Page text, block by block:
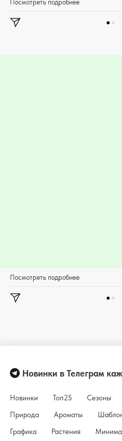
Посмотреть подробнее
Посмотреть подробнее
Новинки в Телеграм
Новинки Топ25 Сезоны
Природа
Ароматы
Графика
Растения